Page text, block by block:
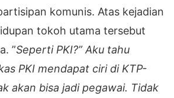
komunis. Atas kejadian
tokoh utama tersebut
”Seperti PKI?” Aku tahu
PKI mendapat ciri di KTP-
akan bisa jadi pegawai. Tidak